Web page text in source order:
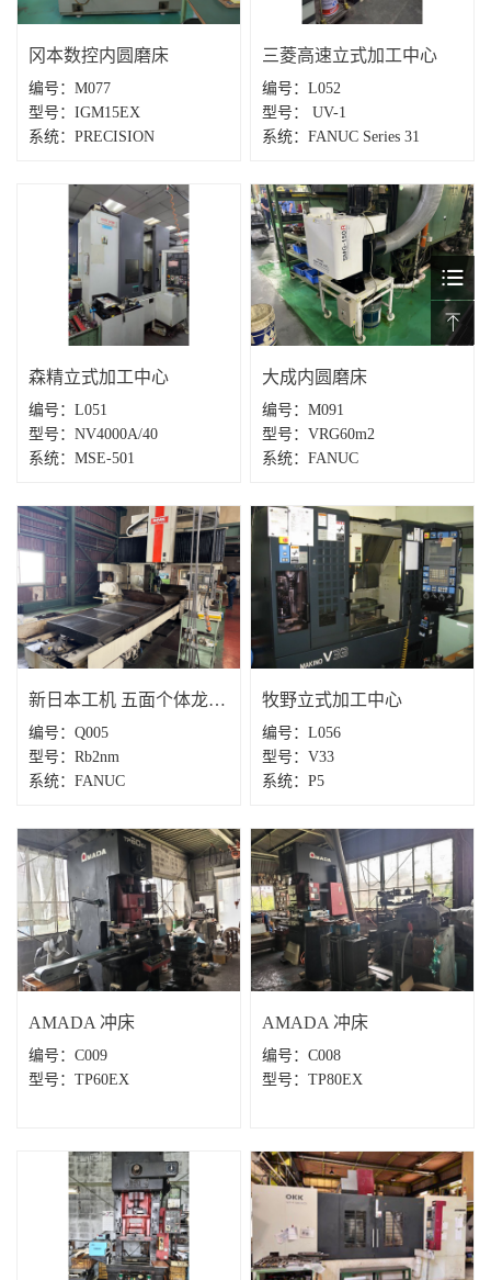
冈本数控内圆磨床
编号：M077
型号：IGM15EX
系统：PRECISION
三菱高速立式加工中心
编号：L052
型号： UV-1
系统：FANUC Series 31
森精立式加工中心
编号：L051
型号：NV4000A/40
系统：MSE-501
大成内圆磨床
​编号：M091
型号：VRG60m2
系统：FANUC
新日本工机 五面个体龙门加工中心
编号：Q005
型号：Rb2nm
系统：FANUC
牧野立式加工中心
​编号：L056
型号：V33
系统：P5
AMADA 冲床
编号：C009
型号：TP60EX ‌
​AMADA 冲床
编号：C008
型号：TP80EX